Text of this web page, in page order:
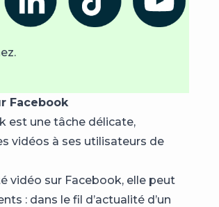
Facebook
est une tâche délicate,
vidéos à ses utilisateurs de
vidéo sur Facebook, elle peut
: dans le fil d’actualité d’un